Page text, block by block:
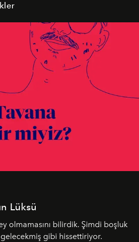
Lüksü
olmamasını bilirdik. Şimdi boşluk
gelecekmiş gibi hissettiriyor.